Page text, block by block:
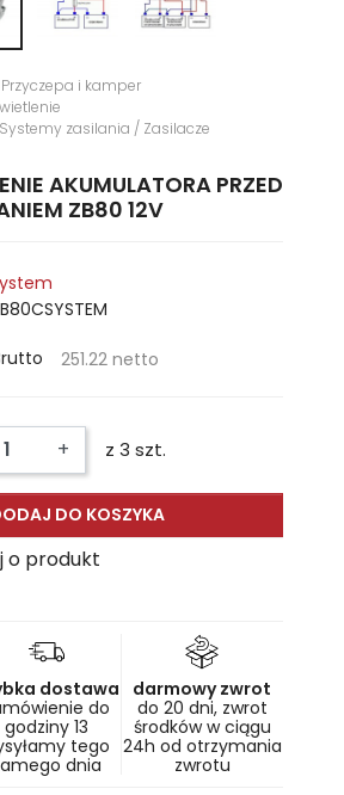
Przyczepa i kamper
zasilania / Zasilacze
AKUMULATORA PRZED
ZB80 12V
251.22 netto
+ z 3 szt.
DO KOSZYKA
o produkt
dostawa
do
godziny 13
tego
dnia
darmowy zwrot
do 20 dni, zwrot
środków w ciągu
24h od otrzymania
zwrotu